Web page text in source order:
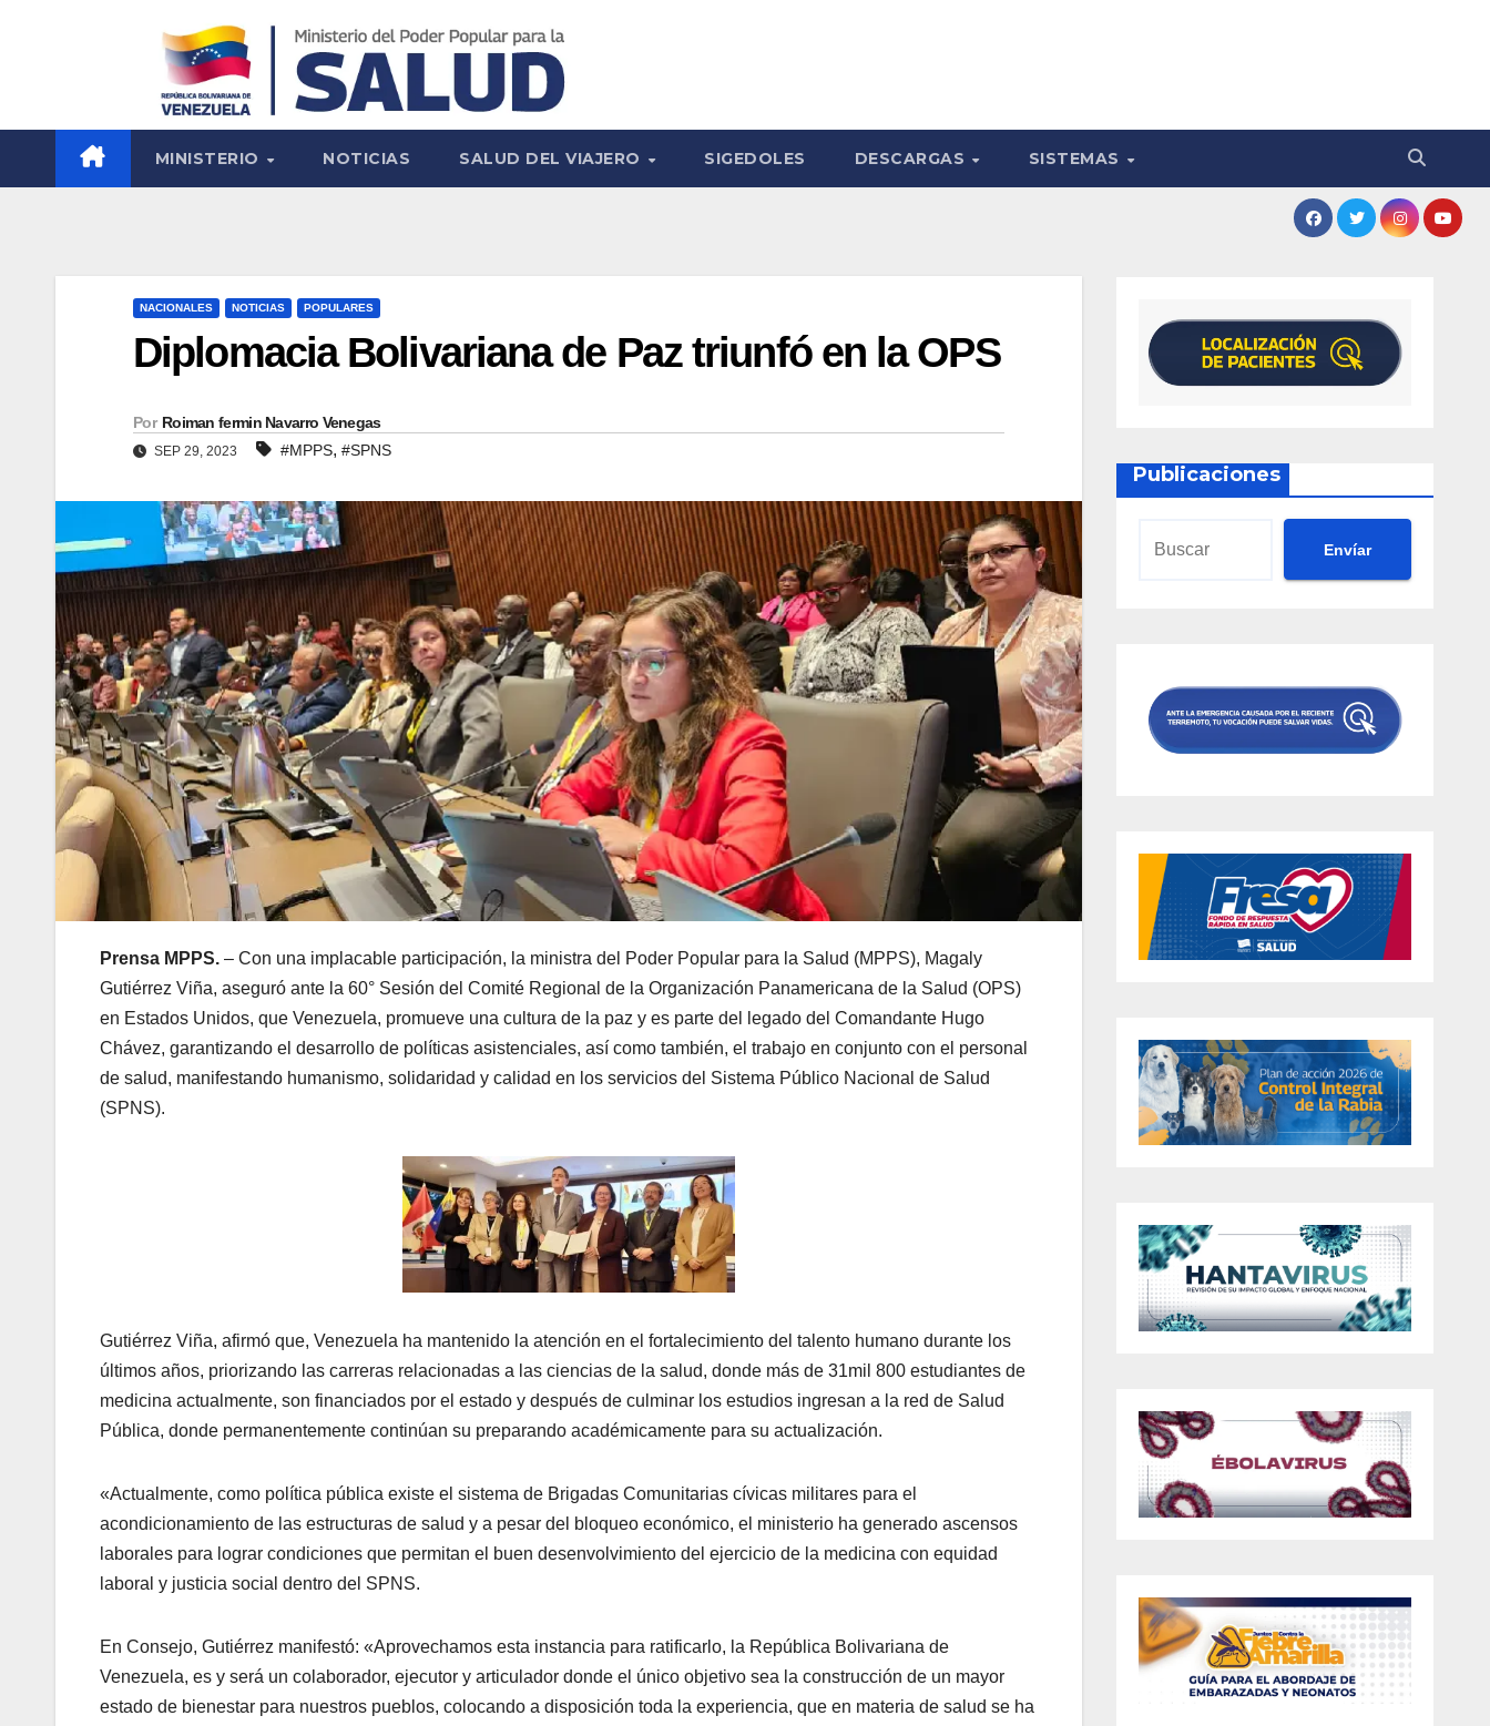
MINISTERIO NOTICIAS SALUD DEL VIAJERO SIGEDOLES DESCARGAS SISTEMAS
NACIONALES NOTICIAS POPULARES
Diplomacia Bolivariana de Paz triunfó en la OPS
Por Roiman fermin Navarro Venegas
SEP 29, 2023 #MPPS, #SPNS
Prensa MPPS. – Con una implacable participación, la ministra del Poder Popular para la Salud (MPPS), Magaly
Gutiérrez Viña, aseguró ante la 60° Sesión del Comité Regional de la Organización Panamericana de la Salud (OPS)
en Estados Unidos, que Venezuela, promueve una cultura de la paz y es parte del legado del Comandante Hugo
Chávez, garantizando el desarrollo de políticas asistenciales, así como también, el trabajo en conjunto con el personal
de salud, manifestando humanismo, solidaridad y calidad en los servicios del Sistema Público Nacional de Salud
(SPNS).
Gutiérrez Viña, afirmó que, Venezuela ha mantenido la atención en el fortalecimiento del talento humano durante los
últimos años, priorizando las carreras relacionadas a las ciencias de la salud, donde más de 31mil 800 estudiantes de
medicina actualmente, son financiados por el estado y después de culminar los estudios ingresan a la red de Salud
Pública, donde permanentemente continúan su preparando académicamente para su actualización.
«Actualmente, como política pública existe el sistema de Brigadas Comunitarias cívicas militares para el
acondicionamiento de las estructuras de salud y a pesar del bloqueo económico, el ministerio ha generado ascensos
laborales para lograr condiciones que permitan el buen desenvolvimiento del ejercicio de la medicina con equidad
laboral y justicia social dentro del SPNS.
En Consejo, Gutiérrez manifestó: «Aprovechamos esta instancia para ratificarlo, la República Bolivariana de
Venezuela, es y será un colaborador, ejecutor y articulador donde el único objetivo sea la construcción de un mayor
estado de bienestar para nuestros pueblos, colocando a disposición toda la experiencia, que en materia de salud se ha
Publicaciones
Envíar